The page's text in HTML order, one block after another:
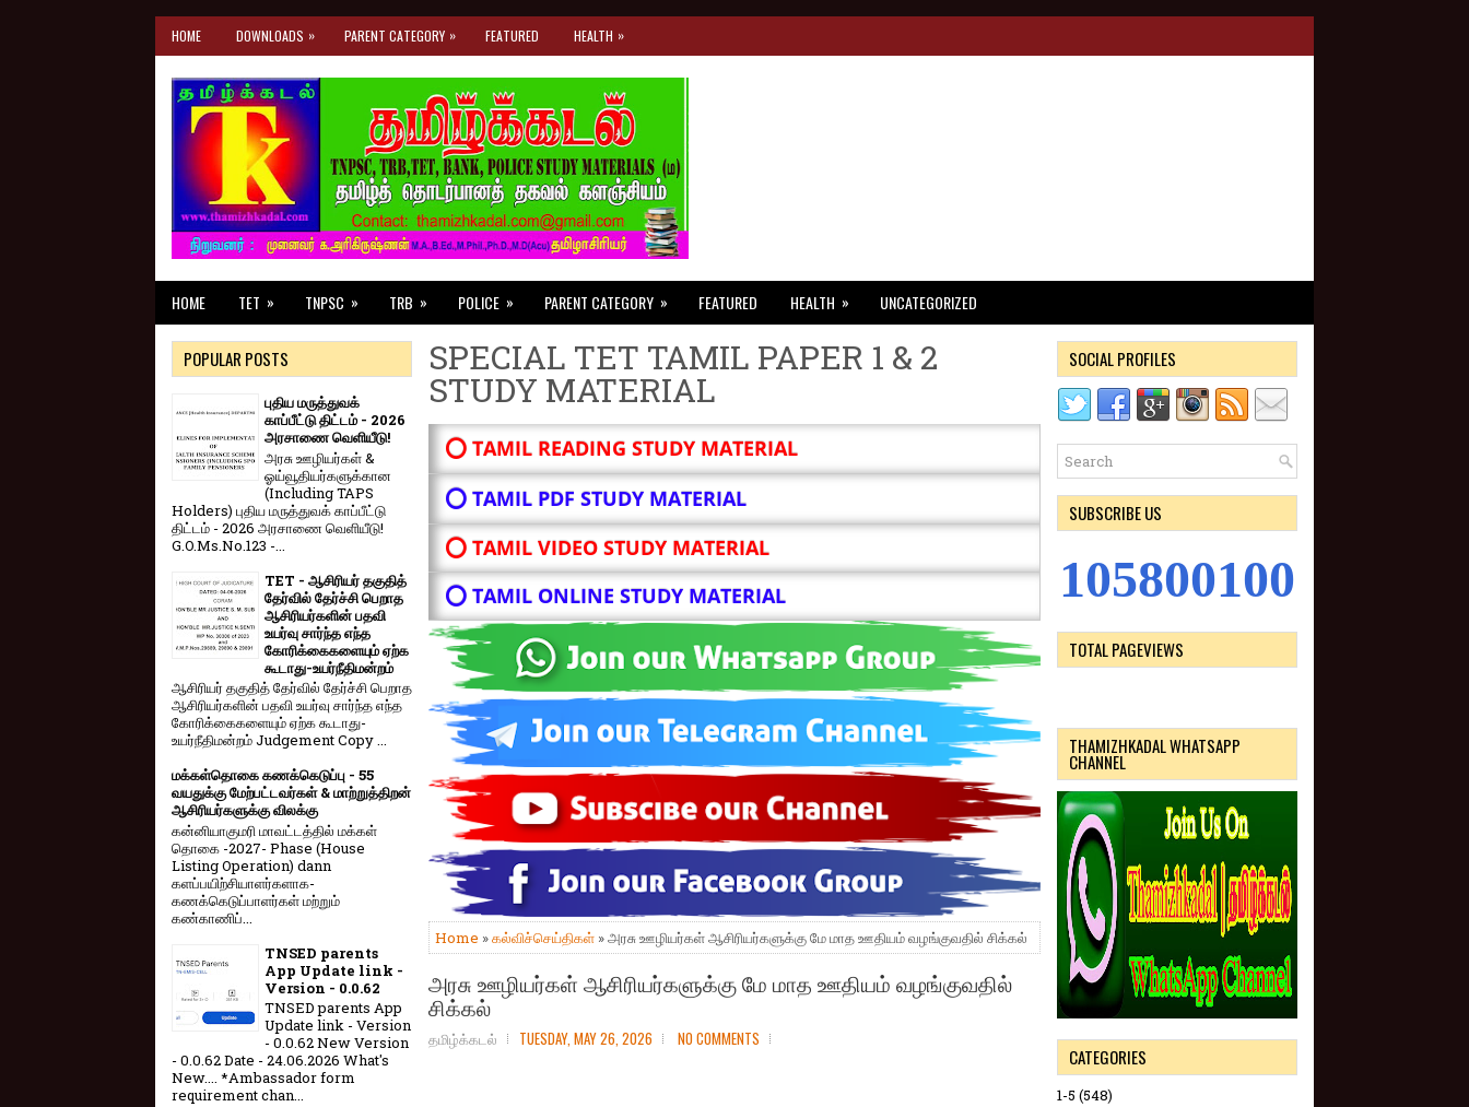
HOME DOWNLOADS » PARENT CATEGORY » FEATURED HEALTH »
HOME TET » TNPSC » TRB » POLICE » PARENT CATEGORY » FEATURED HEALTH » UNCATEGORIZED
SPECIAL TET TAMIL PAPER 1 & 2
STUDY MATERIAL
⭕ TAMIL READING STUDY MATERIAL
⭕ TAMIL PDF STUDY MATERIAL
⭕ TAMIL VIDEO STUDY MATERIAL
⭕ TAMIL ONLINE STUDY MATERIAL
Home »கல்விச்செய்திகள் » அரசு ஊழியர்கள் ஆசிரியர்களுக்கு மே மாத ஊதியம் வழங்குவதில் சிக்கல்
அரசு ஊழியர்கள் ஆசிரியர்களுக்கு மே மாத ஊதியம் வழங்குவதில்
சிக்கல்
தமிழ்க்கடல் TUESDAY, MAY 26, 2026 NO COMMENTS
POPULAR POSTS
புதிய மருத்துவக்
காப்பீட்டு திட்டம் - 2026
அரசாணை வெளியீடு!
அரசு ஊழியர்கள் &
ஓய்வூதியர்களுக்கான
(Including TAPS
Holders) புதிய மருத்துவக் காப்பீட்டு
திட்டம் - 2026 அரசாணை வெளியீடு!
G.O.Ms.No.123 -...
TET - ஆசிரியர் தகுதித்
தேர்வில் தேர்ச்சி பெறாத
ஆசிரியர்களின் பதவி
உயர்வு சார்ந்த எந்த
கோரிக்கைகளையும் ஏற்க
கூடாது-உயர்நீதிமன்றம்
ஆசிரியர் தகுதித் தேர்வில் தேர்ச்சி பெறாத
ஆசிரியர்களின் பதவி உயர்வு சார்ந்த எந்த
கோரிக்கைகளையும் ஏற்க கூடாது-
உயர்நீதிமன்றம் Judgement Copy ...
மக்கள்தொகை கணக்கெடுப்பு - 55
வயதுக்கு மேற்பட்டவர்கள் & மாற்றுத்திறன்
ஆசிரியர்களுக்கு விலக்கு
கன்னியாகுமரி மாவட்டத்தில் மக்கள்
தொகை -2027- Phase (House
Listing Operation) dann
களப்பயிற்சியாளர்களாக-
கணக்கெடுப்பாளர்கள் மற்றும்
கண்காணிப்...
TNSED parents
App Update link -
Version - 0.0.62
TNSED parents App
Update link - Version
- 0.0.62 New Version
- 0.0.62 Date - 24.06.2026 What's
New.... *Ambassador form
requirement chan...
SOCIAL PROFILES
SUBSCRIBE US
105800100
TOTAL PAGEVIEWS
THAMIZHKADAL WHATSAPP
CHANNEL
CATEGORIES
1-5 (548)